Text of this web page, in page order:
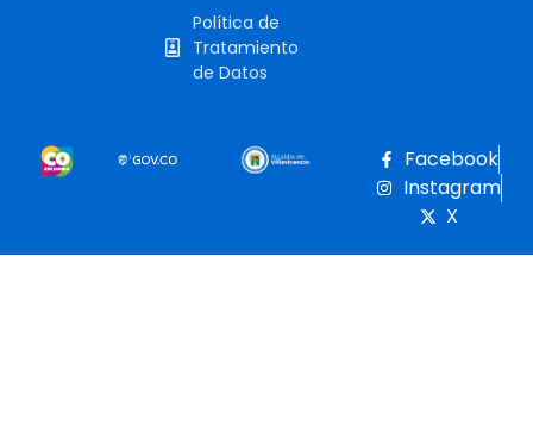
Política de
Tratamiento
de Datos
Facebook
Instagram
X